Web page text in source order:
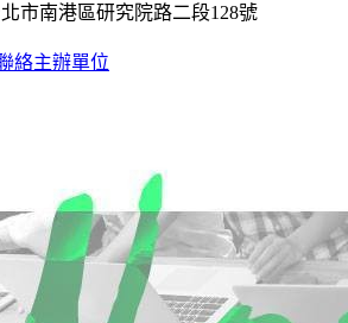
市南港區研究院路二段128號
絡主辦單位